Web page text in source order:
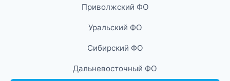
Приволжский ФО
Уральский ФО
Сибирский ФО
Дальневосточный ФО